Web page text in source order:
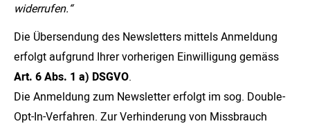
widerrufen.“
Die Übersendung des Newsletters mittels Anmeldung
erfolgt aufgrund Ihrer vorherigen Einwilligung gemäss
Art. 6 Abs. 1 a) DSGVO.
Die Anmeldung zum Newsletter erfolgt im sog. Double-
Opt-In-Verfahren. Zur Verhinderung von Missbrauch